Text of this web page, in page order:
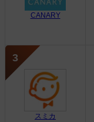
CANARY
スミカ